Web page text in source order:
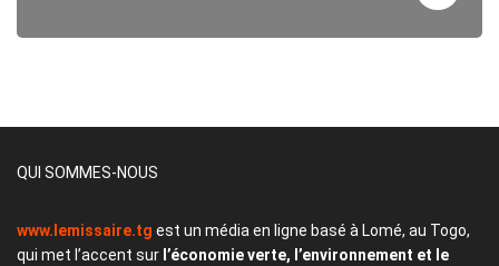
QUI SOMMES-NOUS
www.lemissaire.tg est un média en ligne basé à Lomé, au Togo,
qui met l’accent sur l’économie verte, l’environnement et le